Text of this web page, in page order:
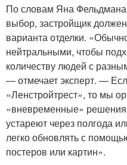
По словам Яна
выбор, застройщик
варианта отделки.
нейтральными, чтобы
количеству людей с
— отмечает эксперт. —
«Ленстройтрест», то мы
«вневременные»
устареют через полгода
легко обновлять с
постеров или картин».